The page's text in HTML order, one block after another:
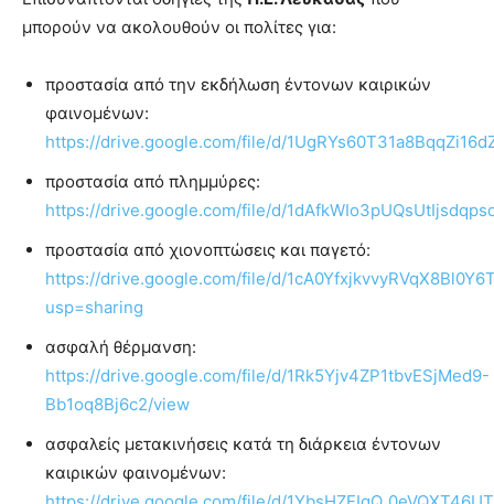
μπορούν να ακολουθούν οι πολίτες για:
προστασία από την εκδήλωση έντονων καιρικών
φαινομένων:
https://drive.google.com/file/d/
προστασία από πλημμύρες:
https://drive.google.com/file/d/
προστασία από χιονοπτώσεις και παγετό:
https://drive.google.com/file/d/
usp=sharing
ασφαλή θέρμανση:
https://drive.google.com/file/d/1Rk5Yjv4ZP1tbvESjMed9-
Bb1oq8Bj6c2/view
ασφαλείς μετακινήσεις κατά τη διάρκεια έντονων
καιρικών φαινομένων: